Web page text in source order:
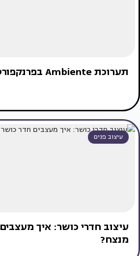
תערוכת Ambiente בפרנקפורט
עיצוב פנים
עיצוב חדרי כושר: איך
מנצח?